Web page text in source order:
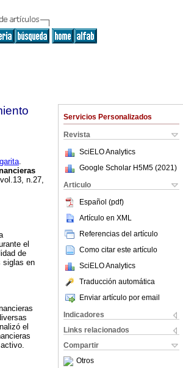
Servicios Personalizados
Revista
SciELO Analytics
Google Scholar H5M5 (2021 )
Articulo
Español (pdf)
Artículo en XML
Referencias del artículo
Como citar este artículo
SciELO Analytics
Traducción automática
Enviar artículo por email
Indicadores
Links relacionados
Compartir
Otros
.
n.27,
el
de
siglas en
el